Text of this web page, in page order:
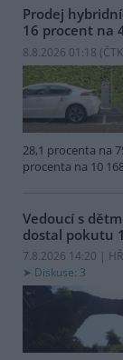
Prodej
16 procent na
8.8.2026 01:18 (ČTK
28,1 procenta na
procenta na 10
Vedoucí s
dostal pokutu
7.8.2026 14:20 |
Diskuse: 3